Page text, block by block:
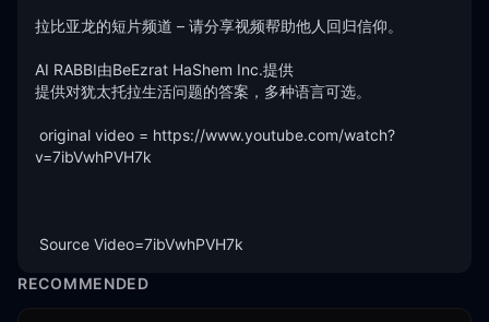
拉比亚龙的短片频道 – 请分享视频帮助他人回归信仰。
AI RABBI由BeEzrat HaShem Inc.提供
提供对犹太托拉生活问题的答案，多种语言可选。
v=7ibVwhPVH7k
Source Video=7ibVwhPVH7k
RECOMMENDED